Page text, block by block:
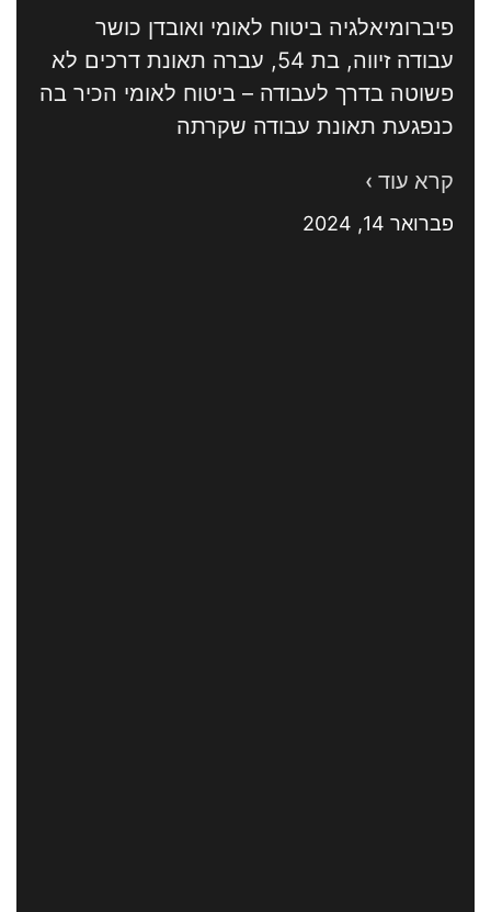
פיברומיאלגיה ביטוח לאומי ואובדן כושר
עבודה זיווה, בת 54, עברה תאונת דרכים לא
פשוטה בדרך לעבודה – ביטוח לאומי הכיר בה
כנפגעת תאונת עבודה שקרתה
קרא עוד ›
פברואר 14, 2024